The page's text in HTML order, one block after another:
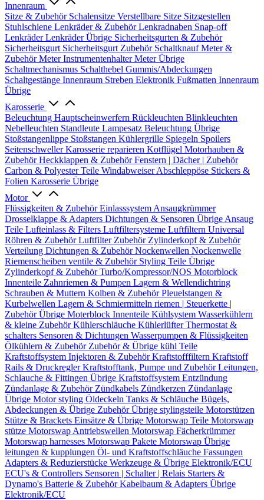
Innenraum
Sitze & Zubehör Schalensitze Verstellbare Sitze Sitzgestellen
Stuhlschiene Lenkräder & ZubehörLenkradnaben Snap-off
LenkräderLenkräder Übrige Sicherheitsgurten & Zubehör
Sicherheitsgurt Sicherheitsgurt Zubehör SchaltknaufMeter &
ZubehörMeterInstrumentenhalterMeter Übrige
Schaltmechanismus Schalthebel Gummis/Abdeckungen
Schaltgestänge Innenraum Streben Elektronik Fußmatten Innenraum
Übrige
Karosserie
Beleuchtung Hauptscheinwerfern Rückleuchten Blinkleuchten
Nebelleuchten Standleute Lampesatz Beleuchtung Übrige
Stoßstangenlippe Stoßstangen Kühlergrille Spiegeln Spoilers
SeitenschwellerKarosserie reparieren Kotflügel Motorhauben &
ZubehörHeckklappen & ZubehörFenstern | Dächer | Zubehör
Carbon & Polyester Teile WindabweiserAbschleppöse Stickers &
Folien Karosserie Übrige
Motor
Flüssigkeiten & ZubehörEinlasssystem Ansaugkrümmer
Drosselklappe & Adapters Dichtungen & Sensoren Übrige Ansaug
Teile Lufteinlass & Filters Luftfiltersysteme Luftfiltern Universal
Röhren & ZubehörLuftfilter Zubehör Zylinderkopf & Zubehör
Verteilung Dichtungen & ZubehörNockenwellen Nockenwelle
Riemenscheiben ventile & Zubehör Styling Teile Übrige
Zylinderkopf & ZubehörTurbo/Kompressor/NOS Motorblock
Innenteile Zahnriemen & Pumpen Lagern & Wellendichtring
Schrauben & Muttern Kolben & ZubehörPleuelstangen &
Kurbelwellen Lagern & Schmiermitteln riemen | Steuerkette |
ZubehörÜbrige Moterblock Innenteile Kühlsystem Wasserkühlern
& kleine ZubehörKühlerschläuche KühlerlüfterThermostat &
schalters Sensoren & Dichtungen Wasserpumpen & Flüssigkeiten
Ölkühlern & Zubehör Zubehör & Übrige kühl Teile
Kraftstoffsystem Injektoren & ZubehörKraftstofffiltern Kraftstoff
Rails & DruckreglerKraftstofftank, Pumpe und ZubehörLeitungen,
Schlauche & Fittingen Übrige Kraftstoffsystem Entzündung
Zündanlage & Zubehör Zündkabels Zündkerzen Zündanlage
Übrige Motor styling Öldeckeln Tanks & Schläuche Bügels,
Abdeckungen & Übrige ZubehörÜbrige stylingsteile Motorstützen
Stütze & Brackets Einsätze & Übrige Motorswap Teile Motorswap
stütze Motorswap Antriebswellen Motorswap Fächerkrümmer
Motorswap harnesses Motorswap Pakete Motorswap Übrige
leitungen & kupplungen Öl- und Kraftstoffschläuche Fassungen
Adapters & Reduzierstücke Werkzeuge & Übrige Elektronik/ECU
ECU's & Controllers Sensoren | Schalter | Relais Starters &
Dynamo's Batterie & ZubehörKabelbaum & Adapters Übrige
Elektronik/ECU